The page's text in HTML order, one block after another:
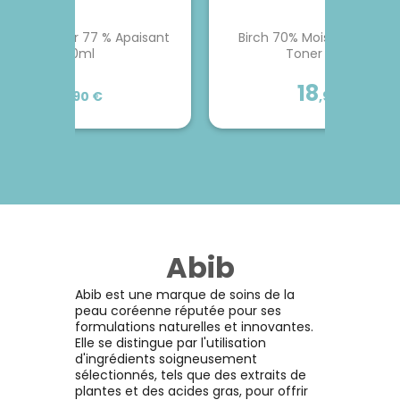
Toner 77 % Apaisant
250ml
90 €
les problèmes de peau
hydrater efficacement.
Voir le produit
Birch 70% Moisture
Toner 250ml
18,90
Birch 70% Moisture
lotion tonique hydratante
Birch 70, un véritable
conçu pour revitaliser ta
de l’intérieur. Composée
% d’eau de bouleau
japonais, cette formule
exceptionnelle aide à
Abib
Abib est une marque de soins de la
peau coréenne réputée pour ses
formulations naturelles et innovantes.
Elle se distingue par l'utilisation
d'ingrédients soigneusement
sélectionnés, tels que des extraits de
plantes et des acides gras, pour offrir